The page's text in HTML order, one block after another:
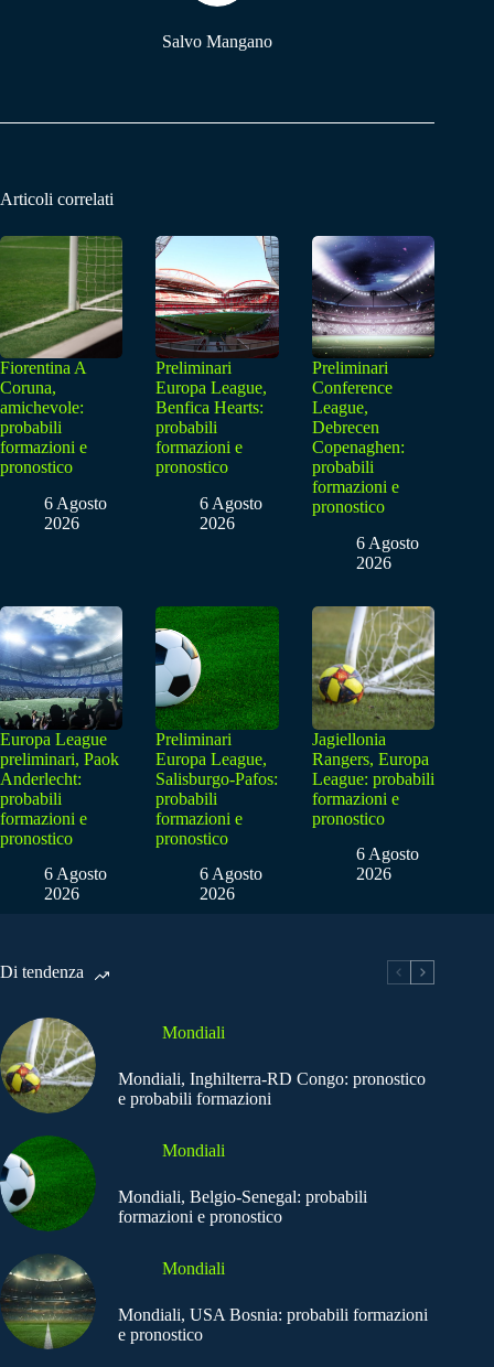
Salvo Mangano
Articoli correlati
Fiorentina A
Coruna,
amichevole:
probabili
formazioni e
pronostico
6 Agosto
2026
Preliminari
Europa League,
Benfica Hearts:
probabili
formazioni e
pronostico
6 Agosto
2026
Preliminari
Conference
League,
Debrecen
Copenaghen:
probabili
formazioni e
pronostico
6 Agosto
2026
Europa League
preliminari, Paok
Anderlecht:
probabili
formazioni e
pronostico
6 Agosto
2026
Preliminari
Europa League,
Salisburgo-Pafos:
probabili
formazioni e
pronostico
6 Agosto
2026
Jagiellonia
Rangers, Europa
League: probabili
formazioni e
pronostico
6 Agosto
2026
Di tendenza
Mondiali
Mondiali, Inghilterra-RD Congo: pronostico
e probabili formazioni
Mondiali
Mondiali, Belgio-Senegal: probabili
formazioni e pronostico
Mondiali
Mondiali, USA Bosnia: probabili formazioni
e pronostico